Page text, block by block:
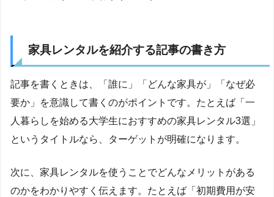
家具レンタルを紹介する記事の書き方
記事を書くときは、「誰に」「どんな家具が」「なぜ必
要か」を意識して書くのがポイントです。たとえば「一
人暮らしを始める大学生におすすめの家具レンタル3選」
というタイトルなら、ターゲットが明確になります。
次に、家具レンタルを使うことでどんなメリットがある
のかをわかりやすく伝えます。たとえば「初期費用が安